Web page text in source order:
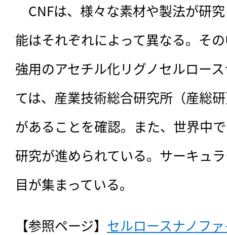
CNFは、様々な素材や製法が研
能はそれぞれによって異なる。そ
強用のアセチル化リグノセルロー
ては、産業技術総合研究所（産総
があることを確認。また、世界中
研究が進められている。サーキュ
目が集まっている。
【参照ページ】 セルロースナノフ